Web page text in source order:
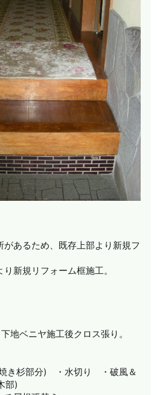
あるため、既存上部より新規フ
新規リフォーム框施工。
ベニヤ施工後クロス張り。
き杉部分) ・水切り ・破風＆
部)